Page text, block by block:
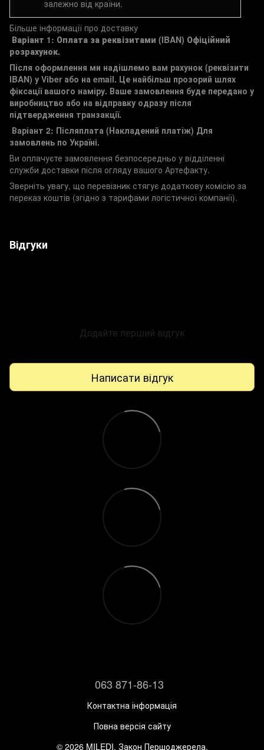
залежно від країни.
Більше інформації про доставку
Варіант 1: Оплата за реквізитами (IBAN) Офіційний
розрахунок.
Після оформлення ми надішлемо вам рахунок (реквізити
IBAN) у Viber або на email. Це найбільш прозорий шлях
фіксації вашого наміру. Ваше замовлення буде передано у
виробництво або на відправку одразу після
підтвердження транзакції.
Варіант 2: Післяплата (Накладений платіж) Для
замовлень по Україні.
Ви оплачуєте замовлення безпосередньо у відділенні
служби доставки після огляду вашого Артефакту.
Зверніть увагу, що перевізник стягує додаткову комісію за
переказ коштів (згідно з тарифами логістичної компанії).
Відгуки
Додайте перший відгук
Написати відгук
063 871-86-13
Контактна інформація
Повна версія сайту
© 2026 MILEDI. Закон Першоджерела.